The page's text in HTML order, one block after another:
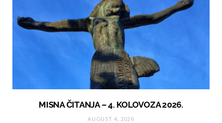
MISNA ČITANJA – 4. KOLOVOZA 2026.
AUGUST 4, 2026